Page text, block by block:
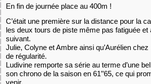
En fin de journée place au 400m !
C’était une première sur la distance pour la
les deux tours de piste même pas fatiguée et
suivant.
Julie, Colyne et Ambre ainsi qu’Aurélien
de régularité.
Ludivine remporte sa série au terme d’une
son chrono de la saison en 61’’65, ce qui
venir.